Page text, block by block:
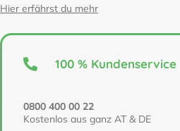
Hier erfährst du mehr
100 % Kundenservice
0800 400 00 22
Kostenlos aus ganz AT & DE